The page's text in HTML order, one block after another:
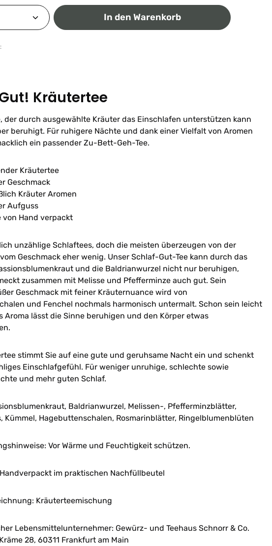
Gib den gewünschten Wert ein oder
In den Warenkorb
Kräutertee
der durch ausgewählte Kräuter das Einschlafen unterstützen kann
beruhigt. Für ruhigere Nächte und dank einer Vielfalt von Aromen
ein passender Zu-Bett-Geh-Tee.
Kräutertee
Geschmack
Kräuter Aromen
Aufguss
von Hand verpackt
unzählige Schlaftees, doch die meisten überzeugen von der
Geschmack eher wenig. Unser Schlaf-Gut-Tee kann durch das
und die Baldrianwurzel nicht nur beruhigen,
zusammen mit Melisse und Pfefferminze auch gut. Sein
Geschmack mit feiner Kräuternuance wird von
und Fenchel nochmals harmonisch untermalt. Schon sein leicht
Aroma lässt die Sinne beruhigen und den Körper etwas
stimmt Sie auf eine gute und geruhsame Nacht ein und schenkt
Einschlafgefühl. Für weniger unruhige, schlechte sowie
und mehr guten Schlaf.
Baldrianwurzel, Melissen-, Pfefferminzblätter,
Kümmel, Hagebuttenschalen, Rosmarinblätter, Ringelblumenblüten
Vor Wärme und Feuchtigkeit schützen.
im praktischen Nachfüllbeutel
Kräuterteemischung
Lebensmittelunternehmer: Gewürz- und Teehaus Schnorr & Co.
28, 60311 Frankfurt am Main